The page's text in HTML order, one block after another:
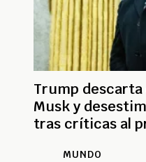
Trump descarta
Musk y
tras críticas al
MUNDO